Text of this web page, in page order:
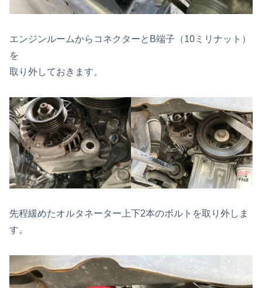
エンジンルームからコネクターとB端子（10ミリナット）
を
取り外しておきます。
先程緩めたオルタネーター上下2本のボルトを取り外しま
す。